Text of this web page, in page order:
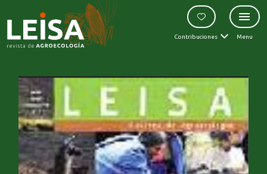
Contribuciones Menu